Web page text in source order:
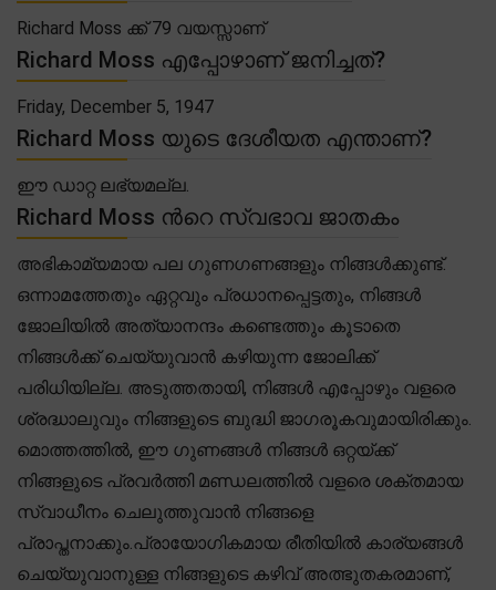
Richard Moss ക്ക് 79 വയസ്സാണ്
Richard Moss എപ്പോഴാണ് ജനിച്ചത്?
Friday, December 5, 1947
Richard Moss യുടെ ദേശീയത എന്താണ്?
ഈ ഡാറ്റ ലഭ്യമല്ല.
Richard Moss ൻറെ സ്വഭാവ ജാതകം
അഭികാമ്യമായ പല ഗുണഗണങ്ങളും നിങ്ങൾക്കുണ്ട്.
ഒന്നാമത്തേതും ഏറ്റവും പ്രധാനപ്പെട്ടതും, നിങ്ങൾ
ജോലിയിൽ അത്യാനന്ദം കണ്ടെത്തും കൂടാതെ
നിങ്ങൾക്ക് ചെയ്യുവാൻ കഴിയുന്ന ജോലിക്ക്
പരിധിയില്ല. അടുത്തതായി, നിങ്ങൾ എപ്പോഴും വളരെ
ശ്രദ്ധാലുവും നിങ്ങളുടെ ബുദ്ധി ജാഗരൂകവുമായിരിക്കും.
മൊത്തത്തിൽ, ഈ ഗുണങ്ങൾ നിങ്ങൾ ഒറ്റയ്ക്ക്
നിങ്ങളുടെ പ്രവർത്തി മണ്ഡലത്തിൽ വളരെ ശക്തമായ
സ്വാധീനം ചെലുത്തുവാൻ നിങ്ങളെ
പ്രാപ്തനാക്കും.പ്രായോഗികമായ രീതിയിൽ കാര്യങ്ങൾ
ചെയ്യുവാനുള്ള നിങ്ങളുടെ കഴിവ് അത്ഭുതകരമാണ്,